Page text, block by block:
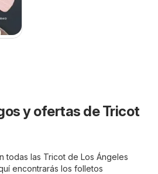
y ofertas de Tricot
todas las Tricot de Los Ángeles
encontrarás los folletos